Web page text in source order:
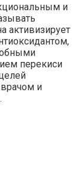
и
активизирует
перекиси
врачом и